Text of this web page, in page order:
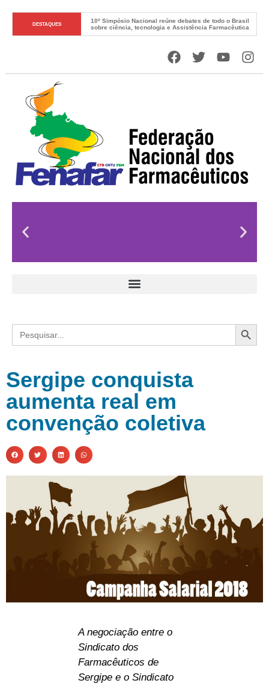
DESTAQUES
10º Simpósio Nacional reúne debates de todo o Brasil
sobre ciência, tecnologia e Assistência Farmacêutica
Search
for:
Sergipe conquista
aumenta real em
convenção coletiva
A negociação entre o
Sindicato dos
Farmacêuticos de
Sergipe e o Sindicato